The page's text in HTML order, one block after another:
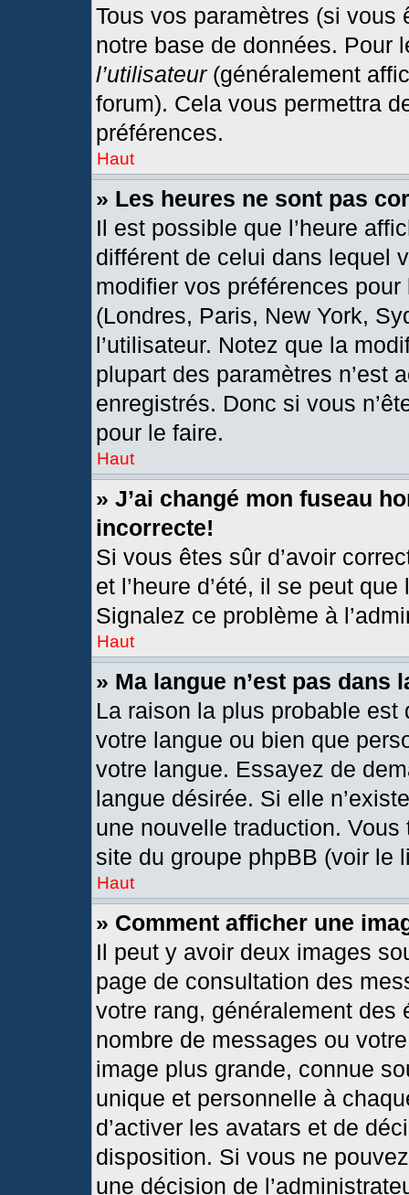
Tous vos paramètres (si
notre base de données. Pour
l’utilisateur(généralement
forum). Cela vous permettra
préférences.
Haut
» Les heures ne sont pas
Il est possible que l’heure
différent de celui dans lequel
modifier vos préférences
(Londres, Paris, New York,
l’utilisateur. Notez que la
plupart des paramètres n’est
enregistrés. Donc si vous
pour le faire.
Haut
» J’ai changé mon fuseau
incorrecte!
Si vous êtes sûr d’avoir
et l’heure d’été, il se peut
Signalez ce problème à
Haut
» Ma langue n’est pas dans
La raison la plus probable est
votre langue ou bien que
votre langue. Essayez de
langue désirée. Si elle
une nouvelle traduction.
site du groupe phpBB (voir le
Haut
» Comment afficher une
Il peut y avoir deux images
page de consultation des
votre rang, généralement
nombre de messages ou
image plus grande, connue
unique et personnelle à
d’activer les avatars et de
disposition. Si vous ne
une décision de